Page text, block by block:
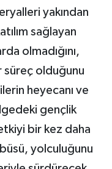
yakından
sağlayan
olmadığını,
süreç olduğunu
heyecanı ve
gençlik
bir kez daha
yolculuğunu